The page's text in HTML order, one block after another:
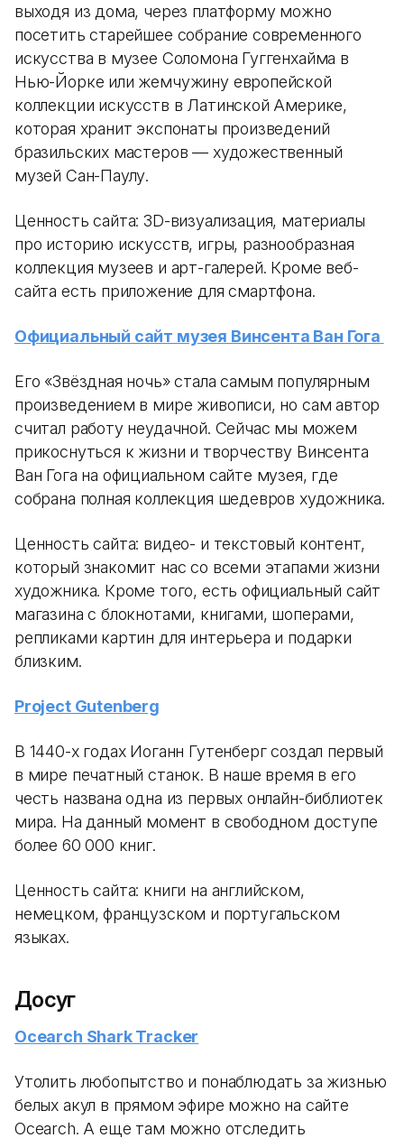
выходя из дома, через платформу можно
посетить старейшее собрание современного
искусства в музее Соломона Гуггенхайма в
Нью-Йорке или жемчужину европейской
коллекции искусств в Латинской Америке,
которая хранит экспонаты произведений
бразильских мастеров — художественный
музей Сан-Паулу.
Ценность сайта: 3D-визуализация, материалы
про историю искусств, игры, разнообразная
коллекция музеев и арт-галерей. Кроме веб-
сайта есть приложение для смартфона.
Официальный сайт музея Винсента Ван Гога
Его «Звёздная ночь» стала самым популярным
произведением в мире живописи, но сам автор
считал работу неудачной. Сейчас мы можем
прикоснуться к жизни и творчеству Винсента
Ван Гога на официальном сайте музея, где
собрана полная коллекция шедевров художника.
Ценность сайта: видео- и текстовый контент,
который знакомит нас со всеми этапами жизни
художника. Кроме того, есть официальный сайт
магазина с блокнотами, книгами, шоперами,
репликами картин для интерьера и подарки
близким.
Project Gutenberg
В 1440-х годах Иоганн Гутенберг создал первый
в мире печатный станок. В наше время в его
честь названа одна из первых онлайн-библиотек
мира. На данный момент в свободном доступе
более 60 000 книг.
Ценность сайта: книги на английском,
немецком, французском и португальском
языках.
Досуг
Ocearch Shark Tracker
Утолить любопытство и понаблюдать за жизнью
белых акул в прямом эфире можно на сайте
Ocearch. А еще там можно отследить